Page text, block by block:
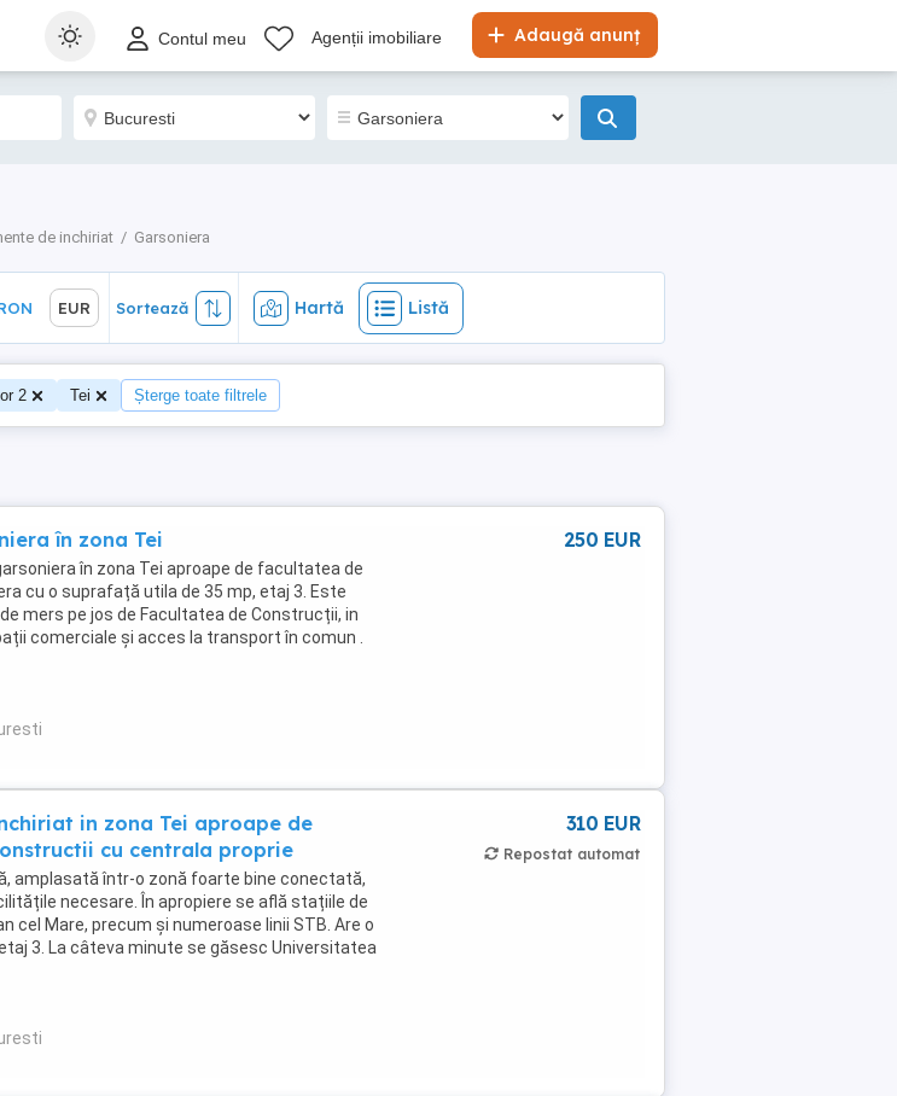
Adaugă anunț
Contul meu Agenții imobiliare
de inchiriat Garsoniera
EUR Sortează Hartă Listă
EUR Sortează Hartă Listă
2 Tei Șterge toate filtrele
în zona Tei
în zona Tei aproape de facultatea de
cu o suprafață utila de 35 mp, etaj 3. Este
mers pe jos de Facultatea de Construcții, in
comerciale și acces la transport în comun .
250 EUR
in zona Tei aproape de
cu centrala proprie
amplasată într-o zonă foarte bine conectată,
necesare. În apropiere se află stațiile de
cel Mare, precum și numeroase linii STB. Are o
3. La câteva minute se găsesc Universitatea
310 EUR
Repostat automat